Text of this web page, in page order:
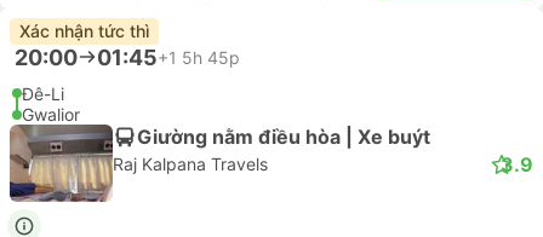
Xác nhận tức thì
20:00 01:45+1 5h 45p
Đê-Li
Gwalior
Giường nằm điều hòa | Xe buýt
Raj Kalpana Travels 3.9